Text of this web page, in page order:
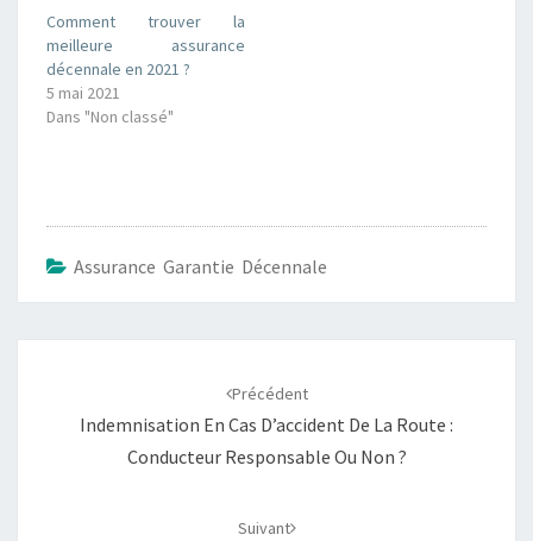
r
T
w
i
t
t
e
e
a
n
u
e
l
u
r
c
o
r
d
a
s
n
e
l
Comment trouver la
meilleure assurance
décennale en 2021 ?
5 mai 2021
Dans "Non classé"
Assurance Garantie Décennale
Précédent
Indemnisation En Cas D’accident De La Route :
Conducteur Responsable Ou Non ?
Suivant